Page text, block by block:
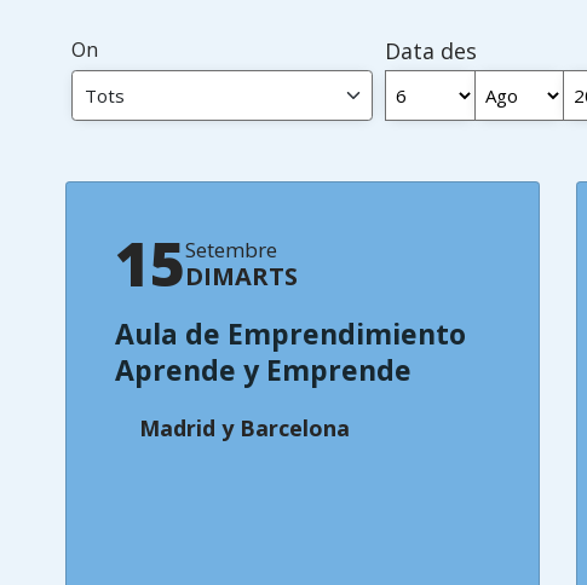
On Data des
Aula de Emprendimiento
Aprende y Emprende
15Setembre
DIMARTS
Madrid y Barcelona